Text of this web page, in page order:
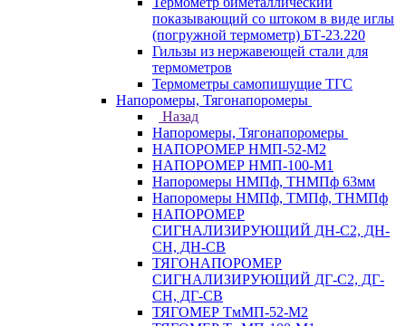
показывающий со штоком в виде иглы
(погружной термометр) БТ-23.220
Гильзы из нержавеющей стали для
термометров
Термометры самопишущие ТГС
Напоромеры, Тягонапоромеры
Назад
Напоромеры, Тягонапоромеры
НАПОРОМЕР НМП-52-М2
НАПОРОМЕР НМП-100-М1
Напоромеры НМПф, ТНМПф 63мм
Напоромеры НМПф, ТМПф, ТНМПф
НАПОРОМЕР
СИГНАЛИЗИРУЮЩИЙ ДН-С2, ДН-
СН, ДН-СВ
ТЯГОНАПОРОМЕР
СИГНАЛИЗИРУЮЩИЙ ДГ-С2, ДГ-
СН, ДГ-СВ
ТЯГОМЕР ТмМП-52-М2